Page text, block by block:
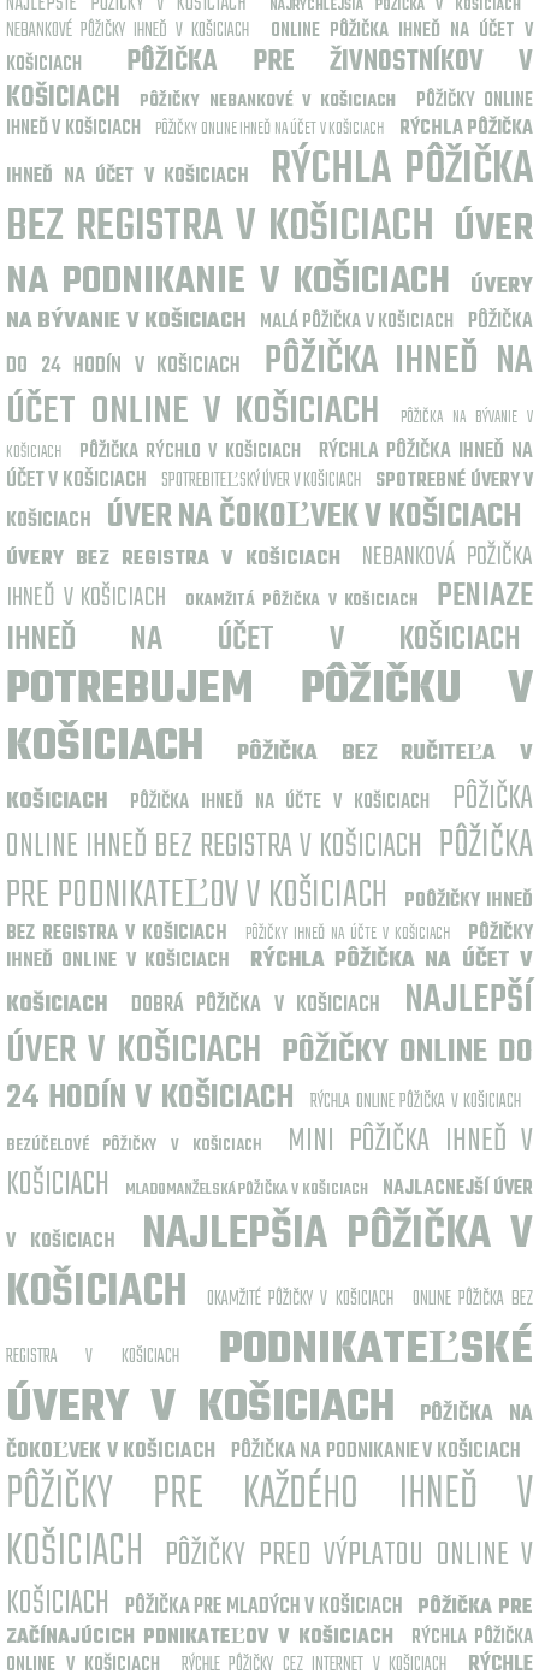
NAJRÝCHLEJŠIA PÔŽIČKA V KOŠICIACH
NEBANKOVÉ PÔŽIČKY IHNEĎ V KOŠICIACH
ONLINE PÔŽIČKA IHNEĎ NA ÚČET V
KOŠICIACH
PÔŽIČKA PRE ŽIVNOSTNÍKOV V
KOŠICIACH
PÔŽIČKY NEBANKOVÉ V KOŠICIACH
PÔŽIČKY ONLINE
IHNEĎ V KOŠICIACH
PÔŽIČKY ONLINE IHNEĎ NA ÚČET V KOŠICIACH
RÝCHLA PÔŽIČKA
IHNEĎ NA ÚČET V KOŠICIACH
RÝCHLA PÔŽIČKA
BEZ REGISTRA V KOŠICIACH ÚVER
NA PODNIKANIE V KOŠICIACH
ÚVERY
NA BÝVANIE V KOŠICIACH MALÁ PÔŽIČKA V KOŠICIACH PÔŽIČKA
DO 24 HODÍN V KOŠICIACH
PÔŽIČKA IHNEĎ NA
ÚČET ONLINE V KOŠICIACH
PÔŽIČKA NA BÝVANIE V
KOŠICIACH
PÔŽIČKA RÝCHLO V KOŠICIACH
RÝCHLA PÔŽIČKA IHNEĎ NA
ÚČET V KOŠICIACH SPOTREBITEĽSKÝ ÚVER V KOŠICIACH SPOTREBNÉ ÚVERY V
KOŠICIACH ÚVER NA ČOKOĽVEK V KOŠICIACH
ÚVERY BEZ REGISTRA V KOŠICIACH
NEBANKOVÁ POŽIČKA
IHNEĎ V KOŠICIACH
OKAMŽITÁ PÔŽIČKA V KOŠICIACH
PENIAZE
IHNEĎ NA ÚČET V KOŠICIACH
POTREBUJEM PÔŽIČKU V
KOŠICIACH
PÔŽIČKA BEZ RUČITEĽA V
KOŠICIACH
PÔŽIČKA IHNEĎ NA ÚČTE V KOŠICIACH
PÔŽIČKA
ONLINE IHNEĎ BEZ REGISTRA V KOŠICIACH PÔŽIČKA
PRE PODNIKATEĽOV V KOŠICIACH
POÔŽIČKY IHNEĎ
BEZ REGISTRA V KOŠICIACH
PÔŽIČKY IHNEĎ NA ÚČTE V KOŠICIACH
PÔŽIČKY
IHNEĎ ONLINE V KOŠICIACH
RÝCHLA PÔŽIČKA NA ÚČET V
KOŠICIACH
DOBRÁ PÔŽIČKA V KOŠICIACH
NAJLEPŠÍ
ÚVER V KOŠICIACH PÔŽIČKY ONLINE DO
24 HODÍN V KOŠICIACH RÝCHLA ONLINE PÔŽIČKA V KOŠICIACH
BEZÚČELOVÉ PÔŽIČKY V KOŠICIACH
MINI PÔŽIČKA IHNEĎ V
KOŠICIACH
MLADOMANŽELSKÁ PÔŽIČKA V KOŠICIACH
NAJLACNEJŠÍ ÚVER
V KOŠICIACH
NAJLEPŠIA PÔŽIČKA V
KOŠICIACH
OKAMŽITÉ PÔŽIČKY V KOŠICIACH
ONLINE PÔŽIČKA BEZ
REGISTRA V KOŠICIACH
PODNIKATEĽSKÉ
ÚVERY V KOŠICIACH
PÔŽIČKA NA
ČOKOĽVEK V KOŠICIACH PÔŽIČKA NA PODNIKANIE V KOŠICIACH
PÔŽIČKY PRE KAŽDÉHO IHNEĎ V
KOŠICIACH PÔŽIČKY PRED VÝPLATOU ONLINE V
KOŠICIACH PÔŽIČKA PRE MLADÝCH V KOŠICIACH PÔŽIČKA PRE
ZAČÍNAJÚCICH PDNIKATEĽOV V KOŠICIACH
RÝCHLA PÔŽIČKA
ONLINE V KOŠICIACH
RÝCHLE PÔŽIČKY CEZ INTERNET V KOŠICIACH RÝCHLE